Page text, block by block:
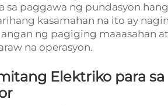
sa paggawa ng pundasyon
kasamahan na ito ay
ng pagiging maaasahan
na operasyon.
Elektriko para